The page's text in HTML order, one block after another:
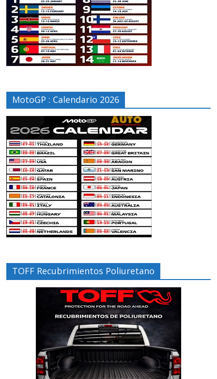
MotoGP : Calendario 2026
TOFF Recubrimientos Poliuretano